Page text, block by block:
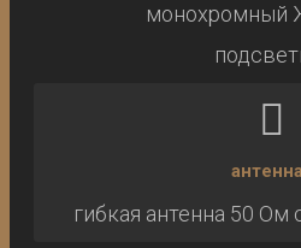
монохромный
гибкая антенна 50